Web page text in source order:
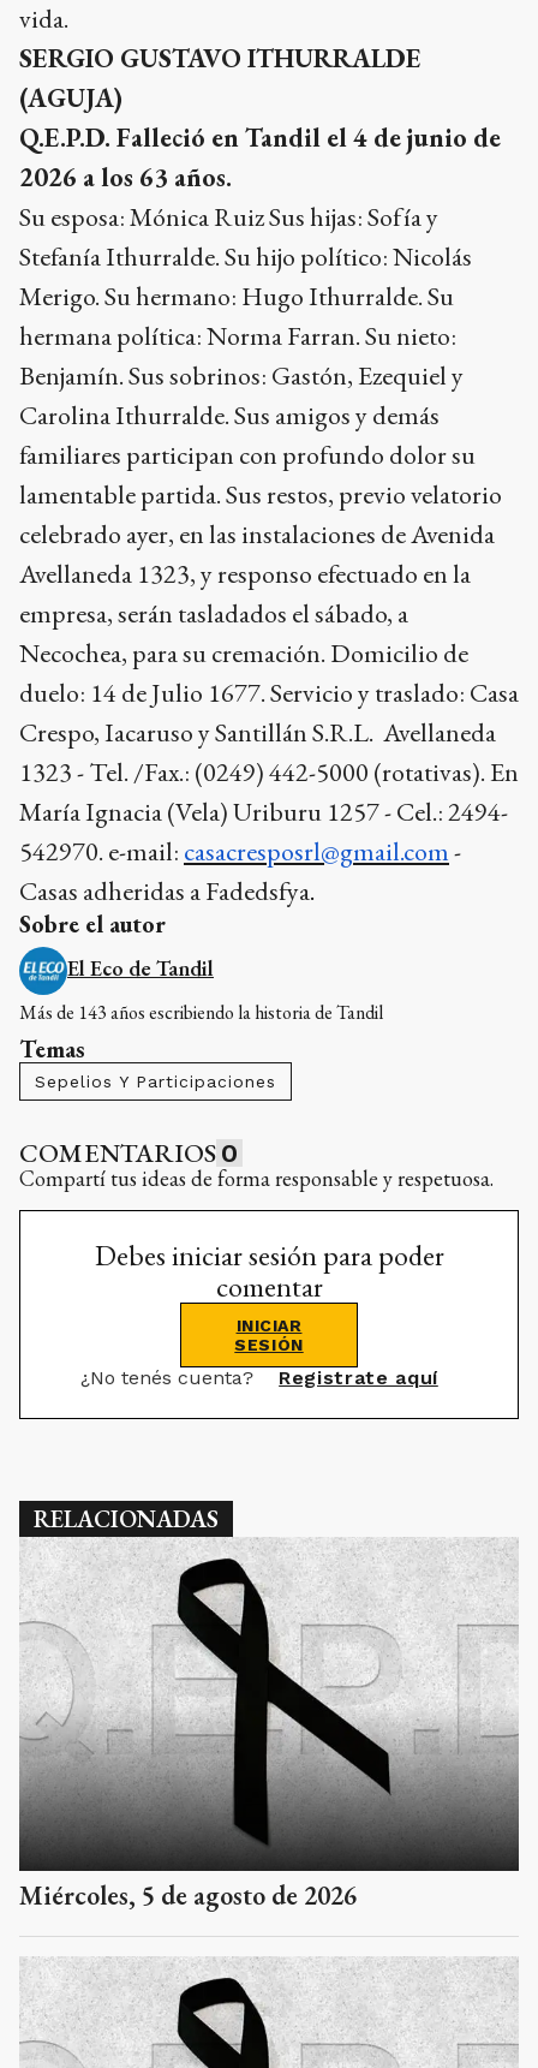
vida.
SERGIO GUSTAVO ITHURRALDE
(AGUJA)
Q.E.P.D. Falleció en Tandil el 4 de junio de
2026 a los 63 años.
Su esposa: Mónica Ruiz Sus hijas: Sofía y
Stefanía Ithurralde. Su hijo político: Nicolás
Merigo. Su hermano: Hugo Ithurralde. Su
hermana política: Norma Farran. Su nieto:
Benjamín. Sus sobrinos: Gastón, Ezequiel y
Carolina Ithurralde. Sus amigos y demás
familiares participan con profundo dolor su
lamentable partida. Sus restos, previo velatorio
celebrado ayer, en las instalaciones de Avenida
Avellaneda 1323, y responso efectuado en la
empresa, serán tasladados el sábado, a
Necochea, para su cremación. Domicilio de
duelo: 14 de Julio 1677. Servicio y traslado: Casa
Crespo, Iacaruso y Santillán S.R.L. Avellaneda
1323 - Tel. /Fax.: (0249) 442-5000 (rotativas). En
María Ignacia (Vela) Uriburu 1257 - Cel.: 2494-
542970. e-mail: casacresposrl@gmail.com-
Casas adheridas a Fadedsfya.
Sobre el autor
El Eco de Tandil
Más de 143 años escribiendo la historia de Tandil
Temas
Sepelios Y Participaciones
COMENTARIOS 0
Compartí tus ideas de forma responsable y respetuosa.
Debes iniciar sesión para poder
comentar
INICIAR
SESIÓN
¿No tenés cuenta? Registrate aquí
RELACIONADAS
Miércoles, 5 de agosto de 2026